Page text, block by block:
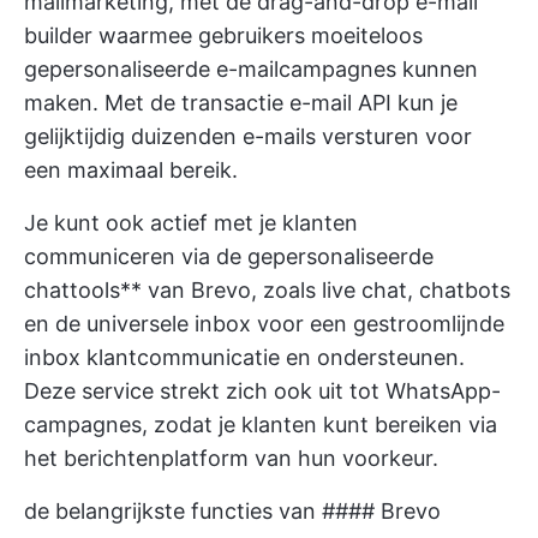
builder waarmee gebruikers moeiteloos
gepersonaliseerde e-mailcampagnes kunnen
maken. Met de transactie e-mail API kun je
gelijktijdig duizenden e-mails versturen voor
een maximaal bereik.
Je kunt ook actief met je klanten
communiceren via de gepersonaliseerde
chattools** van Brevo, zoals live chat, chatbots
en de universele inbox voor een gestroomlijnde
inbox klantcommunicatie en ondersteunen.
Deze service strekt zich ook uit tot WhatsApp-
campagnes, zodat je klanten kunt bereiken via
het berichtenplatform van hun voorkeur.
de belangrijkste functies van #### Brevo